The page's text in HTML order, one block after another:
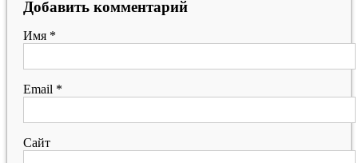
Добавить комментарий
Имя *
Email *
Сайт